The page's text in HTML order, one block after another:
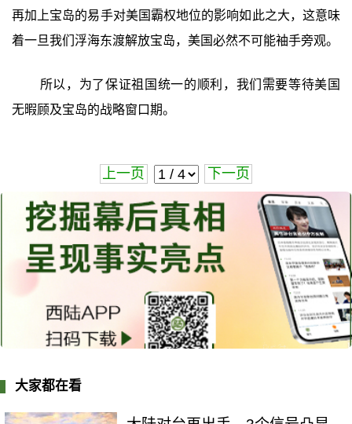
再加上宝岛的易手对美国霸权地位的影响如此之大，这意味
着一旦我们浮海东渡解放宝岛，美国必然不可能袖手旁观。
所以，为了保证祖国统一的顺利，我们需要等待美国
无暇顾及宝岛的战略窗口期。
上一页 下一页
大家都在看